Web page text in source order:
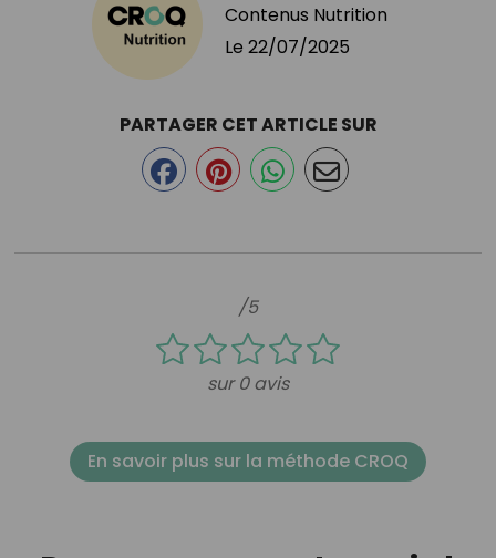
Contenus Nutrition
Le 22/07/2025
/5
sur 0 avis
PARTAGER CET ARTICLE SUR
En savoir plus sur la méthode CROQ